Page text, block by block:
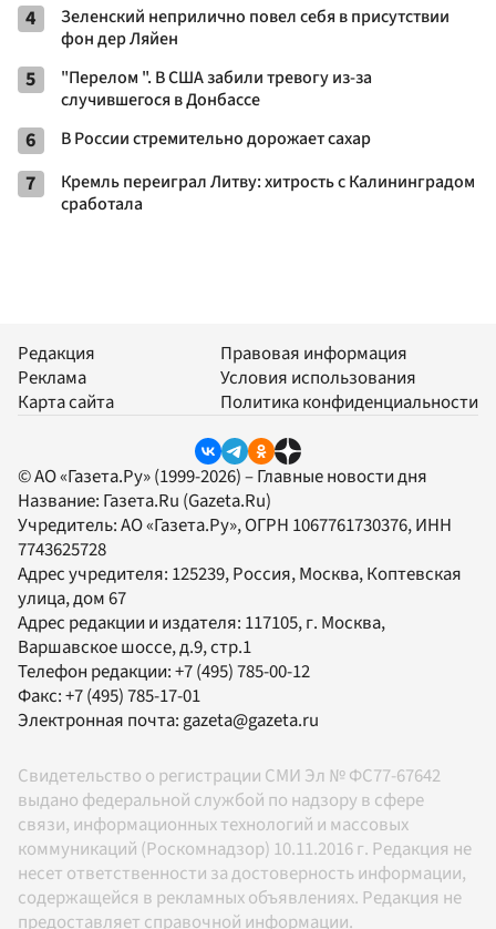
4
Зеленский неприлично повел cебя в присутствии
фон дер Ляйен
5
"Перелом ". В США забили тревогу из-за
случившегося в Донбассе
6 В России стремительно дорожает сахар
7
Кремль переиграл Литву: хитрость с Калининградом
сработала
Редакция
Реклама
Карта сайта
Правовая информация
Условия использования
Политика конфиденциальности
© АО «Газета.Ру» (1999-2026) – Главные новости дня
Название: Газета.Ru (Gazeta.Ru)
Учредитель:АО «Газета.Ру», ОГРН 1067761730376, ИНН
7743625728
Адрес учредителя: 125239, Россия, Москва, Коптевская
улица, дом 67
Адрес редакции и издателя: 117105, г. Москва,
Варшавское шоссе, д.9, стр.1
Телефон редакции:+7 (495) 785-00-12
Факс:+7 (495) 785-17-01
Электронная почта: gazeta@gazeta.ru
Свидетельство о регистрации СМИ Эл № ФС77-67642
выдано федеральной службой по надзору в сфере
связи, информационных технологий и массовых
коммуникаций (Роскомнадзор) 10.11.2016 г. Редакция не
несет ответственности за достоверность информации,
содержащейся в рекламных объявлениях. Редакция не
предоставляет справочной информации.